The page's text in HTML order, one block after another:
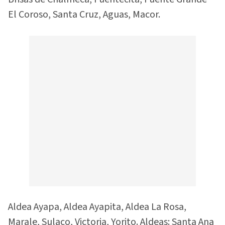
El Coroso, Santa Cruz, Aguas, Macor.
Aldea Ayapa, Aldea Ayapita, Aldea La Rosa,
Marale, Sulaco, Victoria, Yorito. Aldeas: Santa Ana